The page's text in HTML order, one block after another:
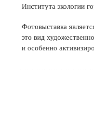
Института экологии
Фотовыставка
это вид
и особенно